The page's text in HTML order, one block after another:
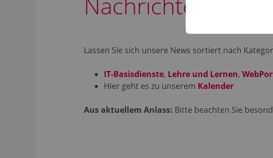
Lassen Sie sich unsere News sortiert nach
IT-Basisdienste, Lehre und Lernen,
Hier geht es zu unserem Kalender
Aus aktuellem Anlass: Bitte beachten Sie